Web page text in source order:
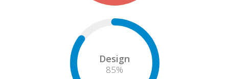
Design
85%